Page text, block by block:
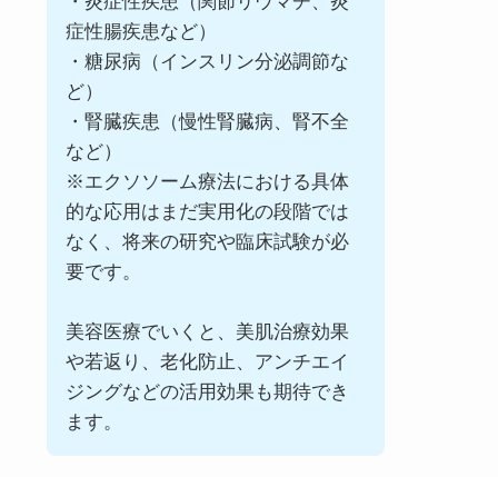
症性腸疾患など）
・糖尿病（インスリン分泌調節な
ど）
・腎臓疾患（慢性腎臓病、腎不全
など）
※エクソソーム療法における具体
的な応用はまだ実用化の段階では
なく、将来の研究や臨床試験が必
要です。
美容医療でいくと、美肌治療効果
や若返り、老化防止、アンチエイ
ジングなどの活用効果も期待でき
ます。